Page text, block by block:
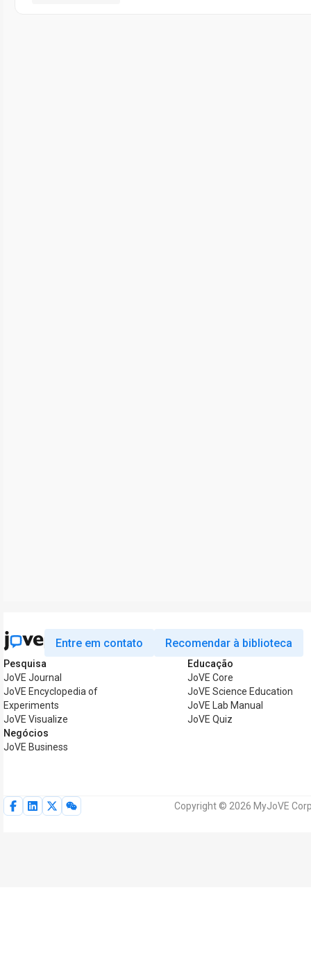
Entre em contato Recomendar à biblioteca
Pesquisa
JoVE Journal
JoVE Encyclopedia of
Experiments
JoVE Visualize
Negócios
JoVE Business
Educação
JoVE Core
JoVE Science Education
JoVE Lab Manual
JoVE Quiz
Copyright © 2026 MyJoVE